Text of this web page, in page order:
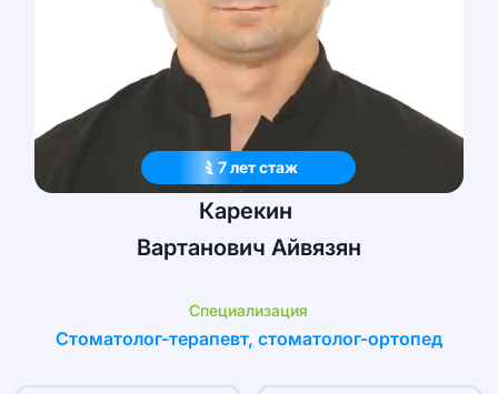
Карекин
Вартанович Айвязян
Специализация
Стоматолог-терапевт, стоматолог-ортопед
7летстаж